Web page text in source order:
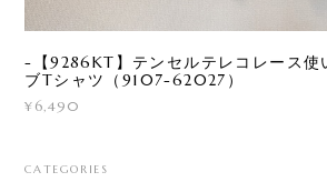
-【9286KT】テンセルテレコレース使
ブTシャツ（9107-62027）
¥6,490
CATEGORIES